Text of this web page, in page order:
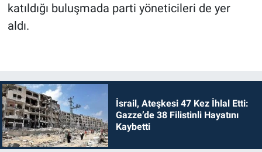
katıldığı buluşmada parti yöneticileri de yer
aldı.
İsrail, Ateşkesi 47 Kez İhlal Etti:
Gazze’de 38 Filistinli Hayatını
Kaybetti